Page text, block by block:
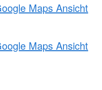
Maps Ansicht
Maps Ansicht